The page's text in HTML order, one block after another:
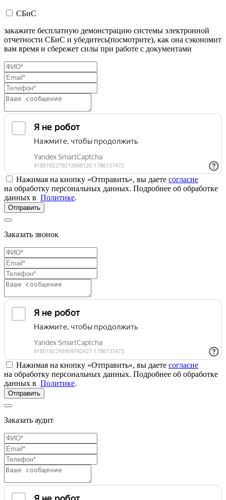
СБиС
закажите бесплатную демонстрацию системы электронной
отчетности СБиС и убедитесь(посмотрите), как она сэкономит
вам время и сбережет силы при работе с документами
Нажимая на кнопку «Отправить», вы даете согласие
на обработку персональных данных. Подробнее об обработке
данных в Политике.
Отправить
Заказать звонок
Нажимая на кнопку «Отправить», вы даете согласие
на обработку персональных данных. Подробнее об обработке
данных в Политике.
Отправить
Заказать аудит